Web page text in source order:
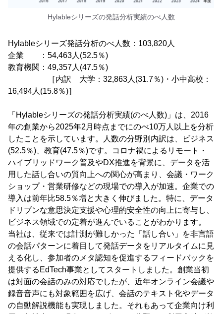
Hylableシリーズの発話分析実績のべ人数
Hylableシリーズ発話分析のべ人数：103,820人
企業 ：54,463人(52.5％)
教育機関：49,357人(47.5％)
［内訳 大学：32,863人(31.7％)・小中高校：
16,494人(15.8％)］
「Hylableシリーズの発話分析実績(のべ人数)」は、2016
年の創業から2025年2月時点までにのべ10万人以上を分析
したことを示しています。人数の分野別内訳は、ビジネス
(52.5％)、教育(47.5％)です。コロナ禍によるリモート・
ハイブリッドワーク普及やDX推進を背景に、データを活
用した話し合いの質向上への関心が高まり、会議・ワーク
ショップ・営業研修などの現場での導入が加速。企業での
導入は前年比58.5％増と大きく伸びました。特に、データ
ドリブンな意思決定支援や心理的安全性の向上に寄与し、
ビジネス領域での定着が進んでいることがわかります。
当社は、従来では計測が難しかった「話し合い」を非言語
の会話パターンに着目して発話データをリアルタイムに見
える化し、参加者のメタ認知を促進するフィードバックを
提供するEdTech事業としてスタートしました。創業当初
は対面の会話のみの対応でしたが、近年オンライン会議や
録音音声にも対象範囲を広げ、会話のテキスト化やデータ
の自動解説機能も実現しました。それもあって企業向け利